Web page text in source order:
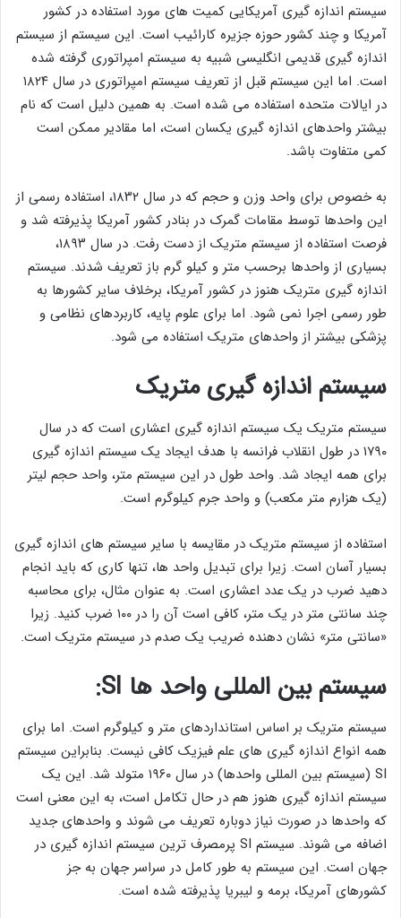
سیستم اندازه گیری آمریکایی کمیت های مورد استفاده در کشور
آمریکا و چند کشور حوزه جزیره کارائیب است. این سیستم از سیستم
اندازه گیری قدیمی انگلیسی شبیه به سیستم امپراتوری گرفته شده
است. اما این سیستم قبل از تعریف سیستم امپراتوری در سال ۱۸۲۴
در ایالات متحده استفاده می شده است. به همین دلیل است که نام
بیشتر واحدهای اندازه گیری یکسان است، اما مقادیر ممکن است
کمی متفاوت باشد.
به خصوص برای واحد وزن و حجم که در سال ۱۸۳۲، استفاده رسمی از
این واحدها توسط مقامات گمرک در بنادر کشور آمریکا پذیرفته شد و
فرصت استفاده از سیستم متریک از دست رفت. در سال ۱۸۹۳،
بسیاری از واحدها برحسب متر و کیلو گرم باز تعریف شدند. سیستم
اندازه گیری متریک هنوز در کشور آمریکا، برخلاف سایر کشورها به
طور رسمی اجرا نمی شود. اما برای علوم پایه، کاربردهای نظامی و
پزشکی بیشتر از واحدهای متریک استفاده می شود.
سیستم اندازه گیری متریک
سیستم متریک یک سیستم اندازه گیری اعشاری است که در سال
۱۷۹۰ در طول انقلاب فرانسه با هدف ایجاد یک سیستم اندازه گیری
برای همه ایجاد شد. واحد طول در این سیستم متر، واحد حجم لیتر
(یک هزارم متر مکعب) و واحد جرم کیلوگرم است.
استفاده از سیستم متریک در مقایسه با سایر سیستم های اندازه گیری
بسیار آسان است. زیرا برای تبدیل واحد ها، تنها کاری که باید انجام
دهید ضرب در یک عدد اعشاری است. به عنوان مثال، برای محاسبه
چند سانتی متر در یک متر، کافی است آن را در ۱۰۰ ضرب کنید. زیرا
«سانتی متر» نشان دهنده ضریب یک صدم در سیستم متریک است.
سیستم بین المللی واحد ها SI:
سیستم متریک بر اساس استانداردهای متر و کیلوگرم است. اما برای
همه انواع اندازه گیری های علم فیزیک کافی نیست. بنابراین سیستم
SI (سیستم بین المللی واحدها) در سال ۱۹۶۰ متولد شد. این یک
سیستم اندازه گیری هنوز هم در حال تکامل است، به این معنی است
که واحدها در صورت نیاز دوباره تعریف می شوند و واحدهای جدید
اضافه می شوند. سیستم SI پرمصرف ترین سیستم اندازه گیری در
جهان است. این سیستم به طور کامل در سراسر جهان به جز
کشورهای آمریکا، برمه و لیبریا پذیرفته شده است.